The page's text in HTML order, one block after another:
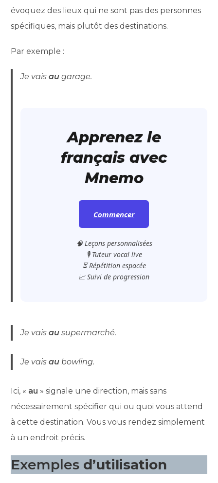
évoquez des lieux qui ne sont pas des personnes
spécifiques, mais plutôt des destinations.
Par exemple :
Je vaisau garage.
Apprenez le
français avec
Mnemo
Commencer
🧠 Leçons personnalisées
🎙️ Tuteur vocal live
⏳ Répétition espacée
📈 Suivi de progression
Je vaisau supermarché.
Je vaisau bowling.
Ici, « au » signale une direction, mais sans
nécessairement spécifier qui ou quoi vous attend
à cette destination. Vous vous rendez simplement
à un endroit précis.
Exemples d’utilisation